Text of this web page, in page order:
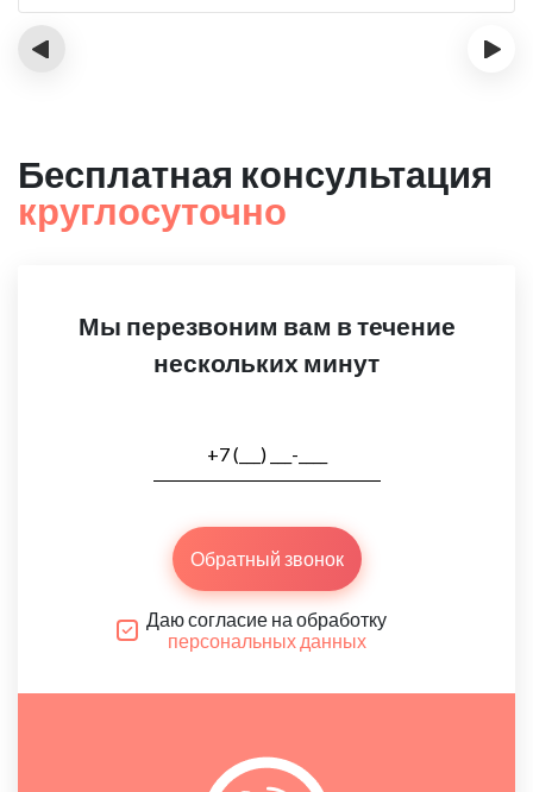
‹ ›
Бесплатная консультация
круглосуточно
Мы перезвоним вам в течение
нескольких минут
Обратный звонок
Даю согласие на обработку
персональных данных